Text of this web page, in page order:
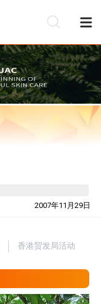
2007年11月29日
香港贸发局活动